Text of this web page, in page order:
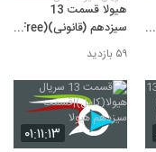
هیولا قسمت 13
سیزدهم (قانونی)(Free)
| دانلود قسمت سیزدهم
سریال هیولا-کامل
۵۹ بازدید
۰۱:۱۱:۱۳